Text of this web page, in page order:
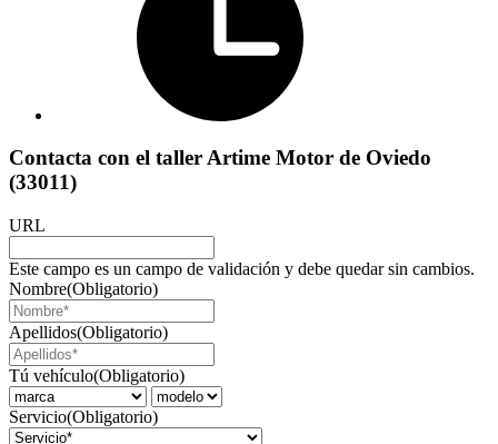
Contacta con el taller Artime Motor de Oviedo
(33011)
URL
Este campo es un campo de validación y debe quedar sin cambios.
Nombre(Obligatorio)
Apellidos(Obligatorio)
Tú vehículo(Obligatorio)
Servicio(Obligatorio)